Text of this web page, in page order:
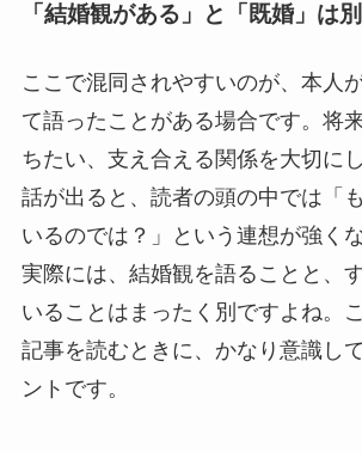
「結婚観がある」と「既婚」は
ここで混同されやすいのが、本人
て語ったことがある場合です。将
ちたい、支え合える関係を大切に
話が出ると、読者の頭の中では「
いるのでは？」という連想が強く
実際には、結婚観を語ることと、
いることはまったく別ですよね。
記事を読むときに、かなり意識し
ントです。